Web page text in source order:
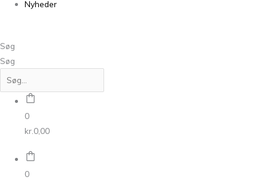
Nyheder
Søg
Søg
0
kr. 0,00
0